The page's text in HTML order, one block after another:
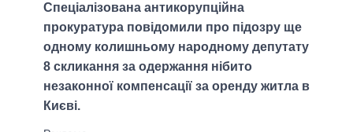
Спеціалізована антикорупційна
прокуратура повідомили про підозру ще
одному колишньому народному депутату
8 скликання за одержання нібито
незаконної компенсації за оренду житла в
Києві.